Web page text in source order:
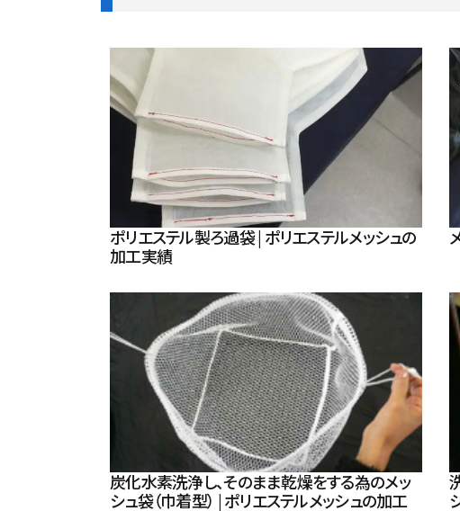
ポリエステル製ろ過袋 | ポリエステルメッシュの
加工実績
炭化水素洗浄し、そのまま乾燥をする為のメッ
シュ袋（巾着型） | ポリエステルメッシュの加工